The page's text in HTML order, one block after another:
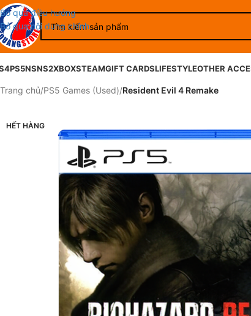
Bỏ qua điều hướng
Bỏ qua nội dung chính
PS5NSNS2XBOXSTEAMGIFT CARDSLIFESTYLEOTHER
Trang chủ/PS5 Games (Used)/Resident Evil 4 Remake
HẾT HÀNG